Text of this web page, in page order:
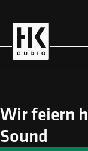
Wir feiern
Sound